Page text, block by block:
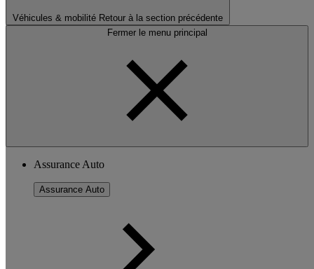
Véhicules & mobilité Retour à la section précédente
Fermer le menu principal
Assurance Auto
Assurance Auto